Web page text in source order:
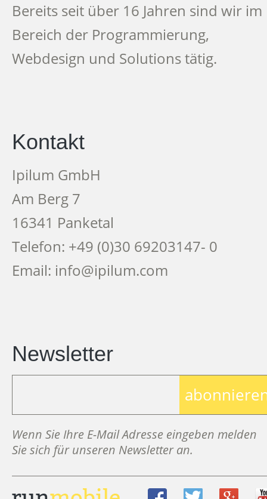
Bereits seit über 16 Jahren sind wir im
Bereich der Programmierung,
Webdesign und Solutions tätig.
Kontakt
Ipilum GmbH
Am Berg 7
16341 Panketal
Telefon: +49 (0)30 69203147- 0
Email: info@ipilum.com
Newsletter
Wenn Sie Ihre E-Mail Adresse eingeben melden
Sie sich für unseren Newsletter an.